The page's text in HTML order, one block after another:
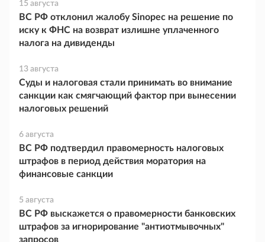
15 августа
ВС РФ отклонил жалобу Sinopec на решение по
иску к ФНС на возврат излишне уплаченного
налога на дивиденды
13 августа
Суды и налоговая стали принимать во внимание
санкции как смягчающий фактор при вынесении
налоговых решений
6 августа
ВС РФ подтвердил правомерность налоговых
штрафов в период действия моратория на
финансовые санкции
5 августа
ВС РФ выскажется о правомерности банковских
штрафов за игнорирование "антиотмывочных"
запросов